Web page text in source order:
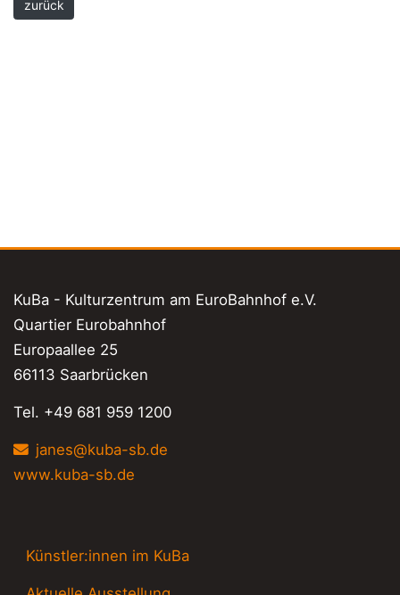
zurück
KuBa - Kulturzentrum am EuroBahnhof e.V.
Quartier Eurobahnhof
Europaallee 25
66113 Saarbrücken
Tel. +49 681 959 1200
janes@kuba-sb.de
www.kuba-sb.de
Künstler:innen im KuBa